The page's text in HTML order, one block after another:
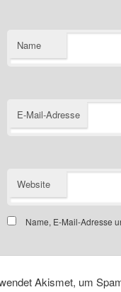
Name
E-Mail-Adresse
Website
Name, E-Mail-Adresse
Akismet, um